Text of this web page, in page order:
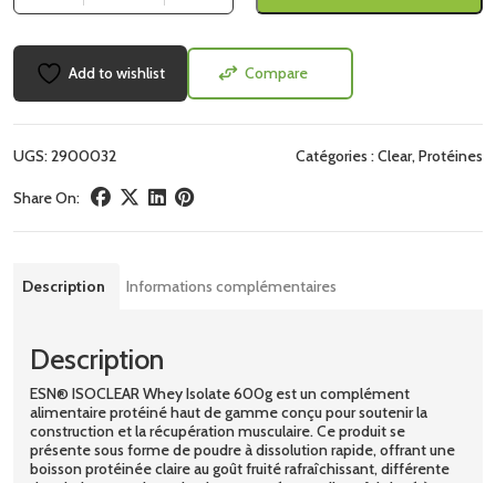
Add to wishlist Compare
UGS:2900032 Catégories :Clear, Protéines
Share On:
Description Informations complémentaires
Description
ESN® ISOCLEAR Whey Isolate 600g est un complément
alimentaire protéiné haut de gamme conçu pour soutenir la
construction et la récupération musculaire. Ce produit se
présente sous forme de poudre à dissolution rapide, offrant une
boisson protéinée claire au goût fruité rafraîchissant, différente